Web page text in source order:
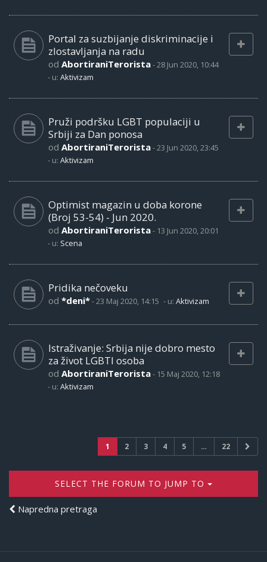
Portal za suzbijanje diskriminacije i
zlostavljanja na radu
od AbortiraniTerorista-28 Jun 2020, 10:44
- u: Aktivizam
Pruži podršku LGBT populaciji u
Srbiji za Dan ponosa
od AbortiraniTerorista-23 Jun 2020, 23:45
- u: Aktivizam
Optimist magazin u doba korone
(Broj 53-54) - Jun 2020.
od AbortiraniTerorista- 13 Jun 2020, 20:01
- u: Scena
Pridika nečoveku
od *deni*-23 Maj 2020, 14:15 - u: Aktivizam
Istraživanje: Srbija nije dobro mesto
za život LGBTI osoba
od AbortiraniTerorista- 15 Maj 2020, 12:18
- u: Aktivizam
1 2 3 4 5 … 22
SELECT THE FORUM TO JUMP TO
Napredna pretraga